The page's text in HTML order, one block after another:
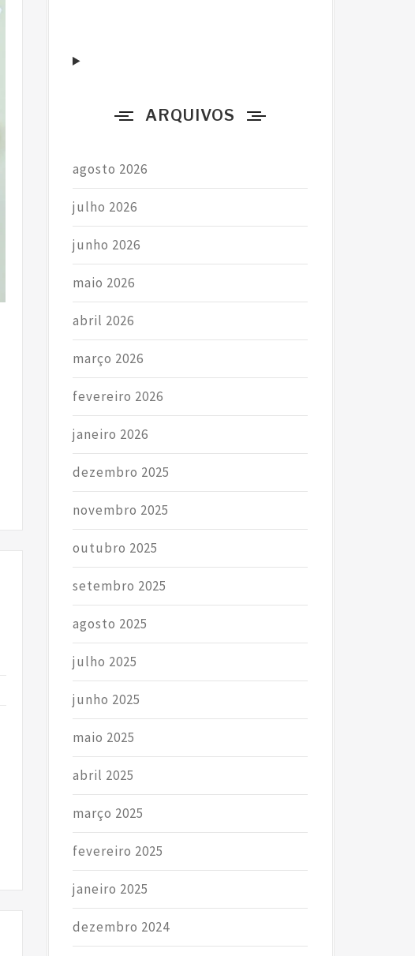
ARQUIVOS
agosto 2026
julho 2026
junho 2026
maio 2026
abril 2026
março 2026
fevereiro 2026
janeiro 2026
dezembro 2025
novembro 2025
outubro 2025
setembro 2025
agosto 2025
julho 2025
junho 2025
maio 2025
abril 2025
março 2025
fevereiro 2025
janeiro 2025
dezembro 2024